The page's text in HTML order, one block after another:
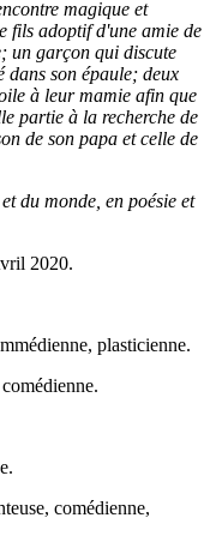
magique et
fils adoptif d'une amie de
un garçon qui discute
dans son épaule; deux
à leur mamie afin que
partie à la recherche de
de son papa et celle de
du monde, en poésie et
2020.
plasticienne.
comédienne,